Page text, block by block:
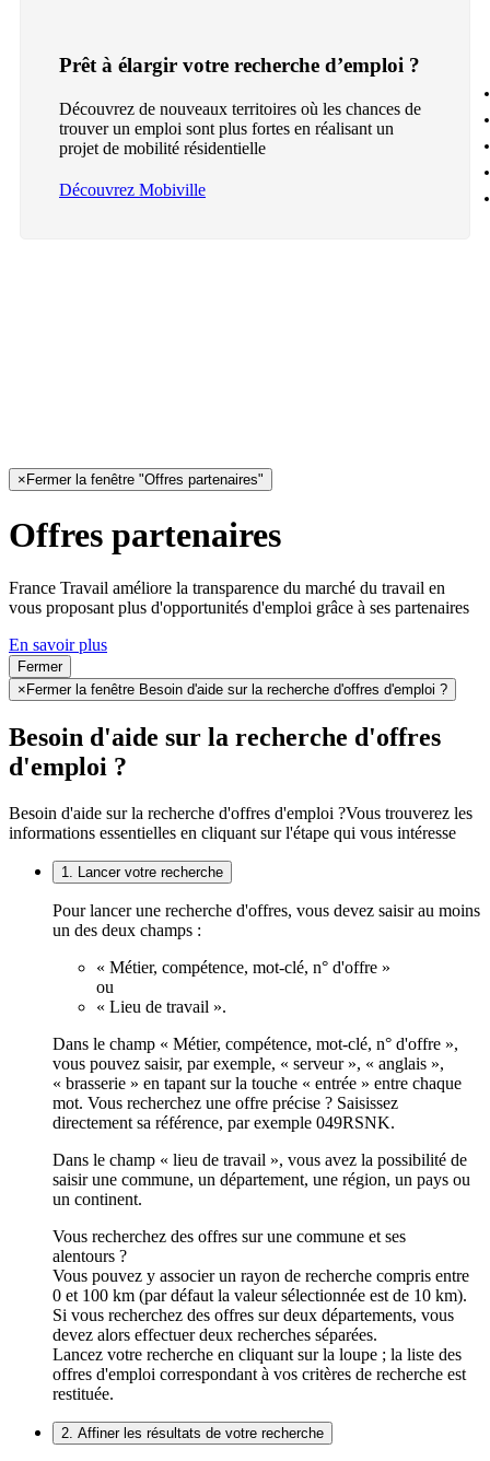
Prêt à élargir votre recherche d’emploi ?
Découvrez de nouveaux territoires où les chances de
trouver un emploi sont plus fortes en réalisant un
projet de mobilité résidentielle
Découvrez Mobiville
× Fermer la fenêtre "Offres partenaires"
Offres partenaires
France Travail améliore la transparence du marché du travail en
vous proposant plus d'opportunités d'emploi grâce à ses partenaires
En savoir plus
Fermer
× Fermer la fenêtre Besoin d'aide sur la recherche d'offres d'emploi ?
Besoin d'aide sur la recherche d'offres
d'emploi ?
Besoin d'aide sur la recherche d'offres d'emploi ?Vous trouverez les
informations essentielles en cliquant sur l'étape qui vous intéresse
1. Lancer votre recherche
Pour lancer une recherche d'offres, vous devez saisir au moins
un des deux champs :
« Métier, compétence, mot-clé, n° d'offre »
ou
« Lieu de travail ».
Dans le champ « Métier, compétence, mot-clé, n° d'offre »,
vous pouvez saisir, par exemple, « serveur », « anglais »,
« brasserie » en tapant sur la touche « entrée » entre chaque
mot. Vous recherchez une offre précise ? Saisissez
directement sa référence, par exemple 049RSNK.
Dans le champ « lieu de travail », vous avez la possibilité de
saisir une commune, un département, une région, un pays ou
un continent.
Vous recherchez des offres sur une commune et ses
alentours ?
Vous pouvez y associer un rayon de recherche compris entre
0 et 100 km (par défaut la valeur sélectionnée est de 10 km).
Si vous recherchez des offres sur deux départements, vous
devez alors effectuer deux recherches séparées.
Lancez votre recherche en cliquant sur la loupe ; la liste des
offres d'emploi correspondant à vos critères de recherche est
restituée.
2. Affiner les résultats de votre recherche